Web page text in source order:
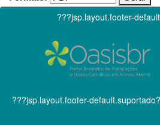
???jsp.layout.footer-
???jsp.layout.footer-